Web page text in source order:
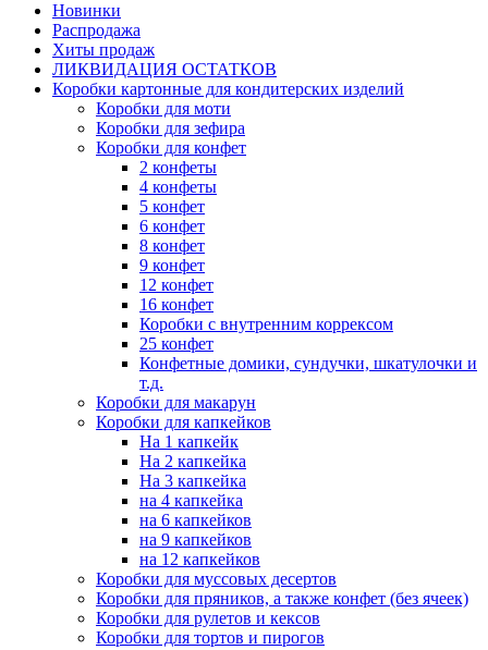
Новинки
Распродажа
Хиты продаж
ЛИКВИДАЦИЯ ОСТАТКОВ
Коробки картонные для кондитерских изделий
Коробки для моти
Коробки для зефира
Коробки для конфет
2 конфеты
4 конфеты
5 конфет
6 конфет
8 конфет
9 конфет
12 конфет
16 конфет
Коробки с внутренним коррексом
25 конфет
Конфетные домики, сундучки, шкатулочки и
т.д.
Коробки для макарун
Коробки для капкейков
На 1 капкейк
На 2 капкейка
На 3 капкейка
на 4 капкейка
на 6 капкейков
на 9 капкейков
на 12 капкейков
Коробки для муссовых десертов
Коробки для пряников, а также конфет (без ячеек)
Коробки для рулетов и кексов
Коробки для тортов и пирогов